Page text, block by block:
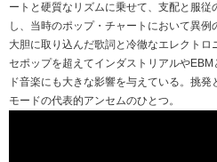
ートと硬質なリズムに乗せて、支配と服従
し、当時のポップ・チャートにおいて異
大胆に取り込んだ歌詞と冷徹なエレクト
セポップを超えてインダストリアルや
ド音楽にも大きな影響を与えている。挑発
モードの代表的アンセムのひとつ。